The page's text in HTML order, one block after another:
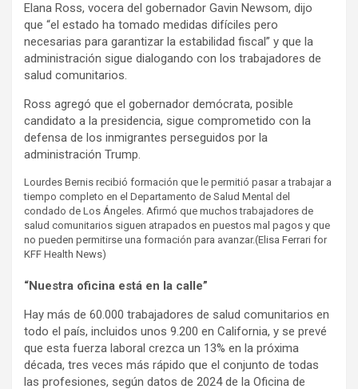
Elana Ross, vocera del gobernador Gavin Newsom, dijo
que “el estado ha tomado medidas difíciles pero
necesarias para garantizar la estabilidad fiscal” y que la
administración sigue dialogando con los trabajadores de
salud comunitarios.
Ross agregó que el gobernador demócrata, posible
candidato a la presidencia, sigue comprometido con la
defensa de los inmigrantes perseguidos por la
administración Trump.
Lourdes Bernis recibió formación que le permitió pasar a trabajar a
tiempo completo en el Departamento de Salud Mental del
condado de Los Ángeles. Afirmó que muchos trabajadores de
salud comunitarios siguen atrapados en puestos mal pagos y que
no pueden permitirse una formación para avanzar.(Elisa Ferrari for
KFF Health News)
“Nuestra oficina está en la calle”
Hay más de 60.000 trabajadores de salud comunitarios en
todo el país, incluidos unos 9.200 en California, y se prevé
que esta fuerza laboral crezca un 13% en la próxima
década, tres veces más rápido que el conjunto de todas
las profesiones, según datos de 2024 de la Oficina de